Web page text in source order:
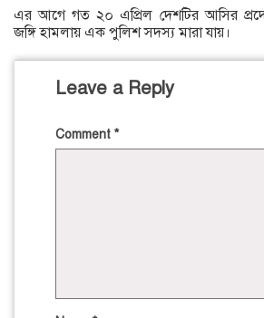
এর আগে গত ২০ এপ্রিল দেশটির আসির
জঙ্গি হামলায় এক পুলিশ সদস্য মারা যায়।
Leave a Reply
Comment *